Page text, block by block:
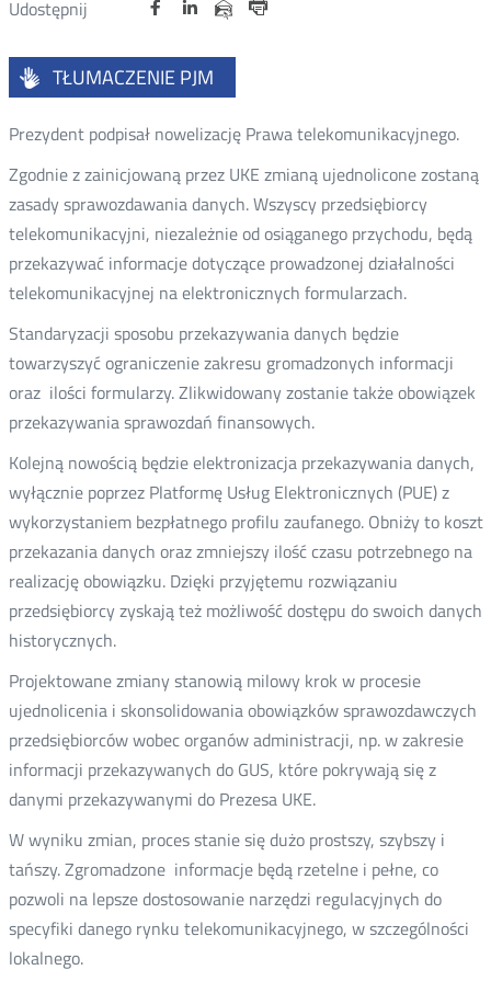
Udostępnij
portalu
Twitter
nowym
oknie
portalu
Facebook
nowym
oknie
portalu
Linkedin
nowym
oknie
e-
mail
TŁUMACZENIE PJM
Prezydent podpisał nowelizację Prawa telekomunikacyjnego.
Zgodnie z zainicjowaną przez UKE zmianą ujednolicone zostaną
zasady sprawozdawania danych. Wszyscy przedsiębiorcy
telekomunikacyjni, niezależnie od osiąganego przychodu, będą
przekazywać informacje dotyczące prowadzonej działalności
telekomunikacyjnej na elektronicznych formularzach.
Standaryzacji sposobu przekazywania danych będzie
towarzyszyć ograniczenie zakresu gromadzonych informacji
oraz ilości formularzy. Zlikwidowany zostanie także obowiązek
przekazywania sprawozdań finansowych.
Kolejną nowością będzie elektronizacja przekazywania danych,
wyłącznie poprzez Platformę Usług Elektronicznych (PUE) z
wykorzystaniem bezpłatnego profilu zaufanego. Obniży to koszt
przekazania danych oraz zmniejszy ilość czasu potrzebnego na
realizację obowiązku. Dzięki przyjętemu rozwiązaniu
przedsiębiorcy zyskają też możliwość dostępu do swoich danych
historycznych.
Projektowane zmiany stanowią milowy krok w procesie
ujednolicenia i skonsolidowania obowiązków sprawozdawczych
przedsiębiorców wobec organów administracji, np. w zakresie
informacji przekazywanych do GUS, które pokrywają się z
danymi przekazywanymi do Prezesa UKE.
W wyniku zmian, proces stanie się dużo prostszy, szybszy i
tańszy. Zgromadzone informacje będą rzetelne i pełne, co
pozwoli na lepsze dostosowanie narzędzi regulacyjnych do
specyfiki danego rynku telekomunikacyjnego, w szczególności
lokalnego.